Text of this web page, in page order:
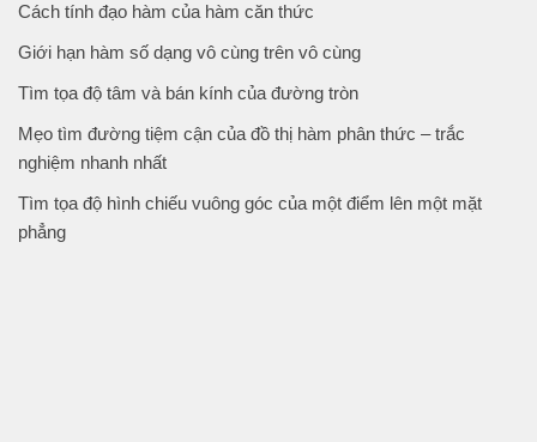
Cách tính đạo hàm của hàm căn thức
Giới hạn hàm số dạng vô cùng trên vô cùng
Tìm tọa độ tâm và bán kính của đường tròn
Mẹo tìm đường tiệm cận của đồ thị hàm phân thức – trắc
nghiệm nhanh nhất
Tìm tọa độ hình chiếu vuông góc của một điểm lên một mặt
phẳng